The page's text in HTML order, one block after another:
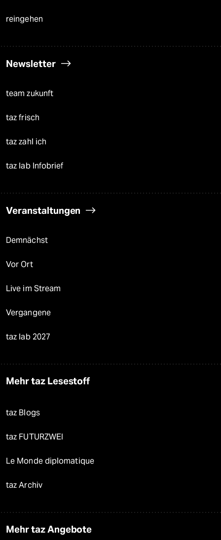
reingehen
Newsletter
team zukunft
taz frisch
taz zahl ich
taz lab Infobrief
Veranstaltungen
Demnächst
Vor Ort
Live im Stream
Vergangene
taz lab 2027
Mehr taz Lesestoff
taz Blogs
taz FUTURZWEI
Le Monde diplomatique
taz Archiv
Mehr taz Angebote